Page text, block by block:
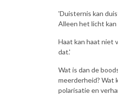
'Duisternis kan
Alleen het licht kan
Haat kan haat niet
dat.'
Wat is dan de
meerderheid? Wat
polarisatie en